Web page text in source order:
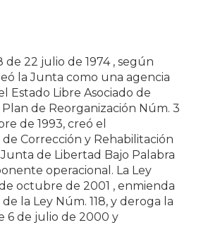
de 22 julio de 1974 , según
la Junta como una agencia
Estado Libre Asociado de
de Reorganización Núm. 3
de 1993, creó el
Corrección y Rehabilitación
de Libertad Bajo Palabra
operacional. La Ley
de octubre de 2001 , enmienda
la Ley Núm. 118, y deroga la
6 de julio de 2000 y